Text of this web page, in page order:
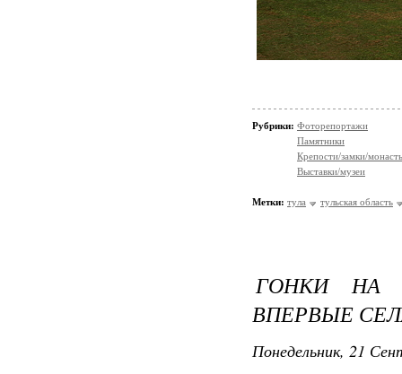
Рубрики: Фоторепортажи
Памятники
Крепости/замки/
Выставки/музеи
Метки: тула тульская область
ГОНКИ НА
ВПЕРВЫЕ
Понедельник, 21